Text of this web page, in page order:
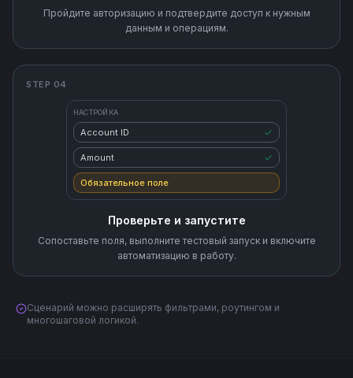
Пройдите авторизацию и подтвердите доступ к нужным
данным и операциям.
STEP 04
НАСТРОЙКА
Account ID
Amount
Обязательное поле
Проверьте и запустите
Сопоставьте поля, выполните тестовый запуск и включите
автоматизацию в работу.
Сценарий можно расширять фильтрами, роутингом и
многошаговой логикой.